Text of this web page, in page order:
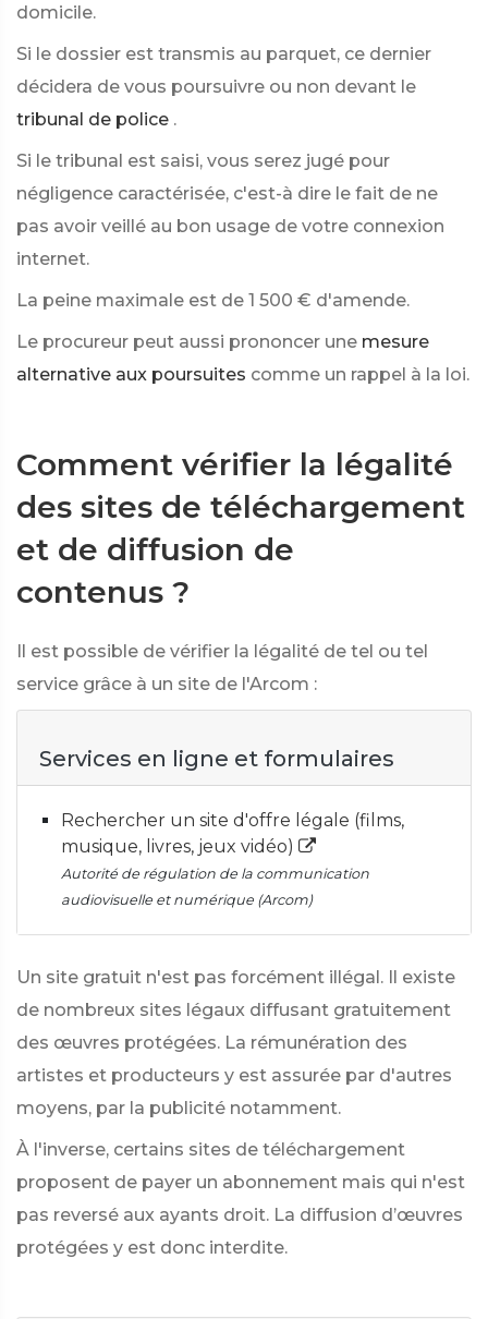
domicile.
Si le dossier est transmis au parquet, ce dernier
décidera de vous poursuivre ou non devant le
tribunal de police .
Si le tribunal est saisi, vous serez jugé pour
négligence caractérisée, c'est-à dire le fait de ne
pas avoir veillé au bon usage de votre connexion
internet.
La peine maximale est de 1 500 € d'amende.
Le procureur peut aussi prononcer une mesure
alternative aux poursuites comme un rappel à la loi.
Comment vérifier la légalité
des sites de téléchargement
et de diffusion de
contenus ?
Il est possible de vérifier la légalité de tel ou tel
service grâce à un site de l'Arcom :
Services en ligne et formulaires
Rechercher un site d'offre légale (films,
musique, livres, jeux vidéo)
Autorité de régulation de la communication
audiovisuelle et numérique (Arcom)
Un site gratuit n'est pas forcément illégal. Il existe
de nombreux sites légaux diffusant gratuitement
des œuvres protégées. La rémunération des
artistes et producteurs y est assurée par d'autres
moyens, par la publicité notamment.
À l'inverse, certains sites de téléchargement
proposent de payer un abonnement mais qui n'est
pas reversé aux ayants droit. La diffusion d’œuvres
protégées y est donc interdite.